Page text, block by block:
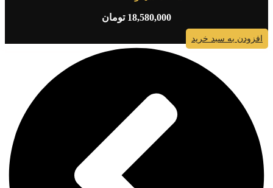
18,580,000 تومان
افزودن به سبد خرید